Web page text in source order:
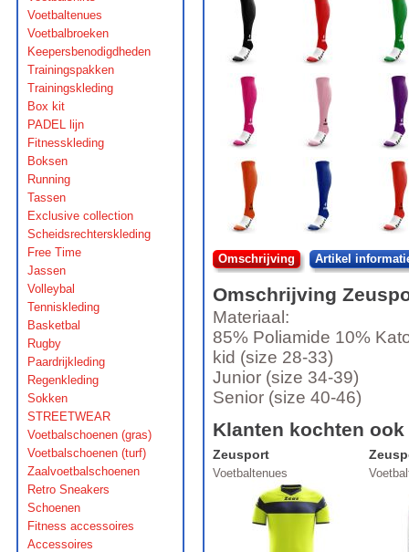
Voetbaltenues
Voetbalbroeken
Keepersbenodigdheden
Trainingspakken
Trainingskleding
Box kit
PADEL lijn
Fitnesskleding
Boksen
Running
Tassen
Exclusive collection
Scheidsrechterskleding
Free Time
Jassen
Volleybal
Tenniskleding
Basketbal
Rugby
Paardrijkleding
Regenkleding
Sokken
STREETWEAR
Voetbalschoenen (gras)
Voetbalschoenen (turf)
Zaalvoetbalschoenen
Retro Sneakers
Schoenen
Fitness accessoires
Accessoires
Omschrijving Artikel
Omschrijving
Materiaal:
85% Poliamide 10%
kid (size 28-33)
Junior (size 34-39)
Senior (size 40-46)
Klanten kochten ook
Zeusport
Voetbaltenues